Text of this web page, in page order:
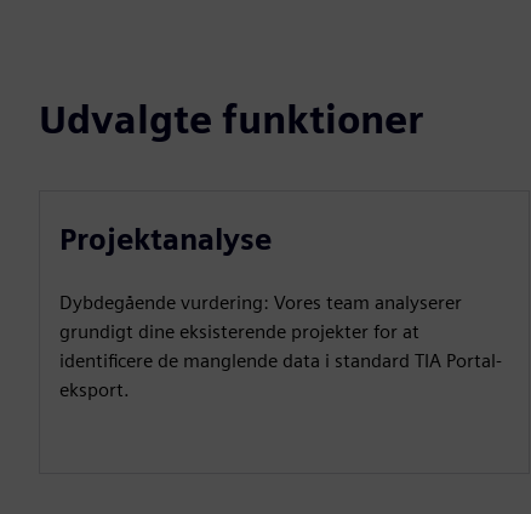
Udvalgte funktioner
Projektanalyse
Dybdegående vurdering: Vores team analyserer
grundigt dine eksisterende projekter for at
identificere de manglende data i standard TIA Portal-
eksport.